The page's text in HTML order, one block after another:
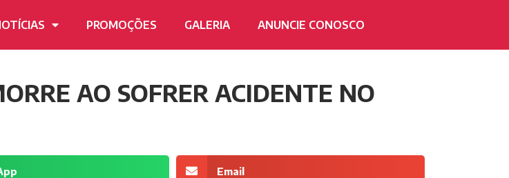
PROMOÇÕES GALERIA ANUNCIE CONOSCO
AO SOFRER ACIDENTE NO
Email